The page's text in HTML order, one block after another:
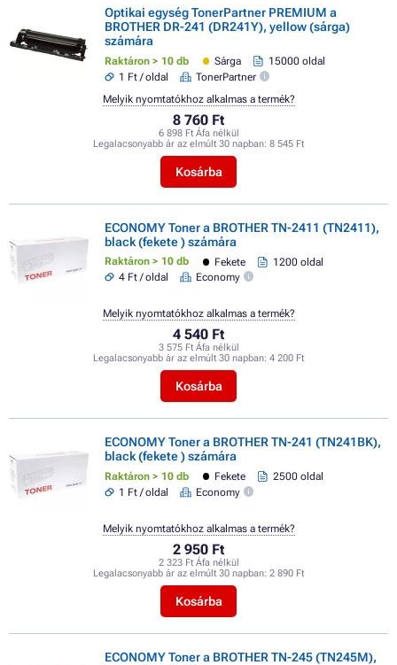
Optikai egység TonerPartner PREMIUM a
BROTHER DR-241 (DR241Y), yellow (sárga)
számára
Raktáron > 10 db Sárga
15000 oldal
1 Ft / oldal
TonerPartner
8 760 Ft
6 898 Ft Áfa nélkül
Legalacsonyabb ár az elmúlt 30 napban: 8 545 Ft
Kosárba
Melyik nyomtatókhoz alkalmas a termék?
ECONOMY Toner a BROTHER TN-2411 (TN2411),
black (fekete ) számára
Raktáron > 10 db Fekete
1200 oldal
4 Ft / oldal
Economy
4 540 Ft
3 575 Ft Áfa nélkül
Legalacsonyabb ár az elmúlt 30 napban: 4 200 Ft
Kosárba
Melyik nyomtatókhoz alkalmas a termék?
ECONOMY Toner a BROTHER TN-241 (TN241BK),
black (fekete ) számára
Raktáron > 10 db Fekete
2500 oldal
1 Ft / oldal
Economy
2 950 Ft
2 323 Ft Áfa nélkül
Legalacsonyabb ár az elmúlt 30 napban: 2 890 Ft
Kosárba
Melyik nyomtatókhoz alkalmas a termék?
ECONOMY Toner a BROTHER TN-245 (TN245M),